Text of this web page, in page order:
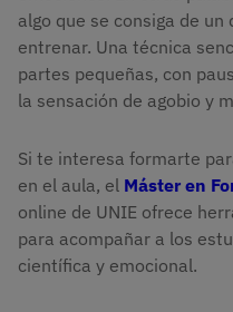
algo que se consiga de
entrenar. Una técnica
partes pequeñas, con
la sensación de agobio y
Si te interesa formarte
en el aula, el Máster en
online de UNIE ofrece
para acompañar a los
científica y emocional.